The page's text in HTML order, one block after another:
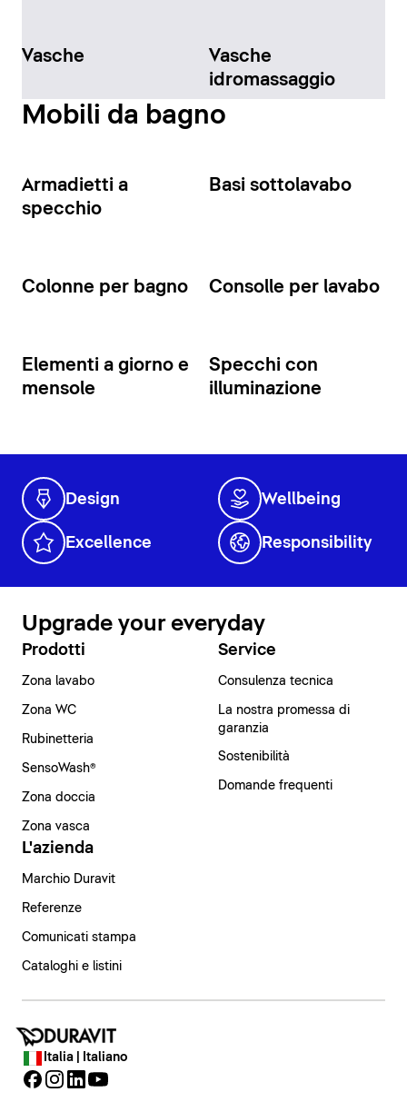
Vasche
Vasche
idromassaggio
Mobili da bagno
Armadietti a
specchio
Basi sottolavabo
Colonne per bagno Consolle per lavabo
Elementi a giorno e
mensole
Specchi con
illuminazione
Design Wellbeing
Excellence Responsibility
Upgrade your everyday
Prodotti
Zona lavabo
Zona WC
Rubinetteria
SensoWash®
Zona doccia
Zona vasca
Service
Consulenza tecnica
La nostra promessa di
garanzia
Sostenibilità
Domande frequenti
L'azienda
Marchio Duravit
Referenze
Comunicati stampa
Cataloghi e listini
Italia | Italiano